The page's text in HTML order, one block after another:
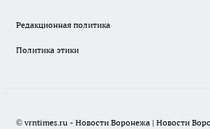
Редакционная политика
Политика этики
© vrntimes.ru - Новости Воронежа | Новости